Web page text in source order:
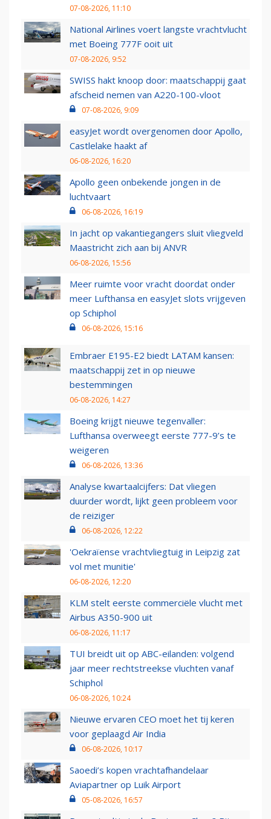
07-08-2026, 11:10
National Airlines voert langste vrachtvlucht
met Boeing 777F ooit uit
07-08-2026, 9:52
SWISS hakt knoop door: maatschappij gaat
afscheid nemen van A220-100-vloot
07-08-2026, 9:09
easyJet wordt overgenomen door Apollo,
Castlelake haakt af
06-08-2026, 16:20
Apollo geen onbekende jongen in de
luchtvaart
06-08-2026, 16:19
In jacht op vakantiegangers sluit vliegveld
Maastricht zich aan bij ANVR
06-08-2026, 15:56
Meer ruimte voor vracht doordat onder
meer Lufthansa en easyJet slots vrijgeven
op Schiphol
06-08-2026, 15:16
Embraer E195-E2 biedt LATAM kansen:
maatschappij zet in op nieuwe
bestemmingen
06-08-2026, 14:27
Boeing krijgt nieuwe tegenvaller:
Lufthansa overweegt eerste 777-9’s te
weigeren
06-08-2026, 13:36
Analyse kwartaalcijfers: Dat vliegen
duurder wordt, lijkt geen probleem voor
de reiziger
06-08-2026, 12:22
'Oekraïense vrachtvliegtuig in Leipzig zat
vol met munitie'
06-08-2026, 12:20
KLM stelt eerste commerciële vlucht met
Airbus A350-900 uit
06-08-2026, 11:17
TUI breidt uit op ABC-eilanden: volgend
jaar meer rechtstreekse vluchten vanaf
Schiphol
06-08-2026, 10:24
Nieuwe ervaren CEO moet het tij keren
voor geplaagd Air India
06-08-2026, 10:17
Saoedi’s kopen vrachtafhandelaar
Aviapartner op Luik Airport
05-08-2026, 16:57